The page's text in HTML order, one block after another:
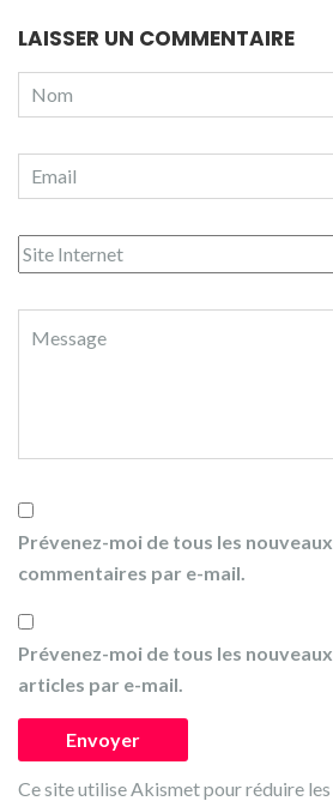
LAISSER UN COMMENTAIRE
Prévenez-moi de tous les nouveaux
commentaires par e-mail.
Prévenez-moi de tous les nouveaux
articles par e-mail.
Ce site utilise Akismet pour réduire les